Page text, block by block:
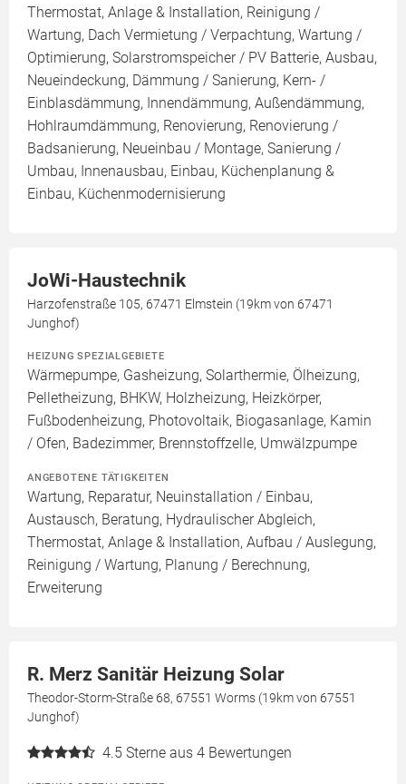
Thermostat, Anlage & Installation, Reinigung /
Wartung, Dach Vermietung / Verpachtung, Wartung /
Optimierung, Solarstromspeicher / PV Batterie, Ausbau,
Neueindeckung, Dämmung / Sanierung, Kern- /
Einblasdämmung, Innendämmung, Außendämmung,
Hohlraumdämmung, Renovierung, Renovierung /
Badsanierung, Neueinbau / Montage, Sanierung /
Umbau, Innenausbau, Einbau, Küchenplanung &
Einbau, Küchenmodernisierung
JoWi-Haustechnik
Harzofenstraße 105, 67471 Elmstein (19km von 67471
Junghof)
HEIZUNG SPEZIALGEBIETE
Wärmepumpe, Gasheizung, Solarthermie, Ölheizung,
Pelletheizung, BHKW, Holzheizung, Heizkörper,
Fußbodenheizung, Photovoltaik, Biogasanlage, Kamin
/ Ofen, Badezimmer, Brennstoffzelle, Umwälzpumpe
ANGEBOTENE TÄTIGKEITEN
Wartung, Reparatur, Neuinstallation / Einbau,
Austausch, Beratung, Hydraulischer Abgleich,
Thermostat, Anlage & Installation, Aufbau / Auslegung,
Reinigung / Wartung, Planung / Berechnung,
Erweiterung
R. Merz Sanitär Heizung Solar
Theodor-Storm-Straße 68, 67551 Worms (19km von 67551
Junghof)
4.5 Sterne aus 4 Bewertungen